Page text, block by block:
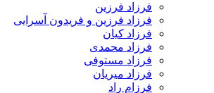
فرزاد فرزین
فرزاد فرزین و فریدون آسرایی
فرزاد کیان
فرزاد محمدی
فرزاد مستوفی
فرزاد میریان
فرزام راد